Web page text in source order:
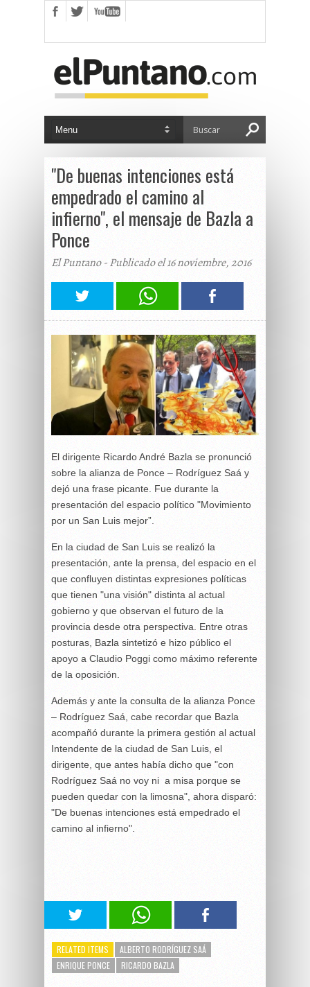
"De buenas intenciones está
empedrado el camino al
infierno", el mensaje de Bazla a
Ponce
El Puntano - Publicado el 16 noviembre, 2016
El dirigente Ricardo André Bazla se pronunció
sobre la alianza de Ponce – Rodríguez Saá y
dejó una frase picante. Fue durante la
presentación del espacio político "Movimiento
por un San Luis mejor”.
En la ciudad de San Luis se realizó la
presentación, ante la prensa, del espacio en el
que confluyen distintas expresiones políticas
que tienen "una visión" distinta al actual
gobierno y que observan el futuro de la
provincia desde otra perspectiva. Entre otras
posturas, Bazla sintetizó e hizo público el
apoyo a Claudio Poggi como máximo referente
de la oposición.
Además y ante la consulta de la alianza Ponce
– Rodríguez Saá, cabe recordar que Bazla
acompañó durante la primera gestión al actual
Intendente de la ciudad de San Luis, el
dirigente, que antes había dicho que "con
Rodríguez Saá no voy ni a misa porque se
pueden quedar con la limosna", ahora disparó:
"De buenas intenciones está empedrado el
camino al infierno".
RELATED ITEMS
ALBERTO RODRÍGUEZ SAÁ
ENRIQUE PONCE
RICARDO BAZLA